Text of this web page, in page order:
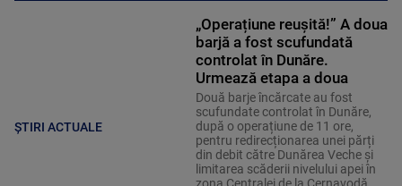
ȘTIRI ACTUALE
„Operațiune reușită!” A doua
barjă a fost scufundată
controlat în Dunăre.
Urmează etapa a doua
Două barje încărcate au fost
scufundate controlat în Dunăre,
după o operațiune de 11 ore,
pentru redirecționarea unei părți
din debit către Dunărea Veche și
limitarea scăderii nivelului apei în